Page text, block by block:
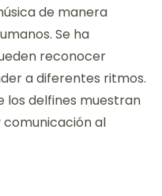
de manera
Se ha
reconocer
a diferentes ritmos.
los delfines muestran
al